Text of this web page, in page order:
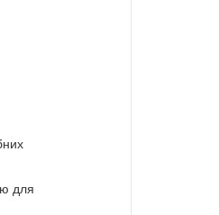
для